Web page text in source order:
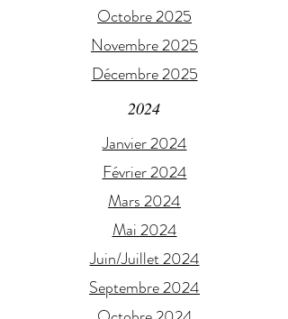
Octobre 2025
Novembre 2025
Décembre 2025
2024
Janvier 2024
Février 2024
Mars 2024
Mai 2024
Juin/Juillet 2024
Septembre 2024